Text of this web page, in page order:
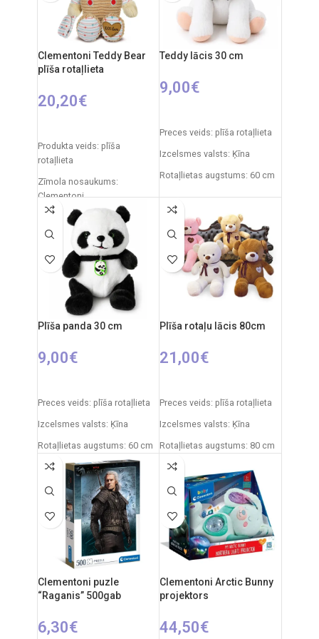
Clementoni Teddy Bear
plīša rotaļlieta
20,20€
Produkta veids: plīša
rotaļlieta
Zīmola nosaukums:
Clementoni
Izcelsmes valsts: Itālija
Iepakojuma izmēri: 31 x 20 x
11 cm
Ieteicamais vecums: no 0
mēnešiem.
Teddy lācis 30 cm
9,00€
Preces veids: plīša rotaļlieta
Izcelsmes valsts: Ķīna
Rotaļlietas augstums: 60 cm
Plīša panda 30 cm
9,00€
Preces veids: plīša rotaļlieta
Izcelsmes valsts: Ķīna
Rotaļlietas augstums: 60 cm
Plīša rotaļu lācis 80cm
21,00€
Preces veids: plīša rotaļlieta
Izcelsmes valsts: Ķīna
Rotaļlietas augstums: 80 cm
Clementoni puzle
“Raganis” 500gab
6,30€
Clementoni Arctic Bunny
projektors
44,50€